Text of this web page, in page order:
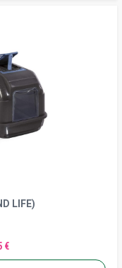
LIFE)
€